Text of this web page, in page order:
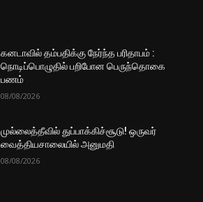
கனடாவில் தம்பதிக்கு நேர்ந்த பரிதாபம் :
நொடிப்பொழுதில் பறிபோன பெருந்தொகை
பணம்
08/08/2026
முல்லைத்தீவில் துப்பாக்கிச்சூடு! ஒருவர்
வைத்தியசாலையில் அனுமதி
08/08/2026